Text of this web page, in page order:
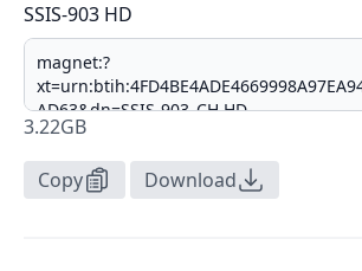
SSIS-903 HD
3.22GB
Copy Download